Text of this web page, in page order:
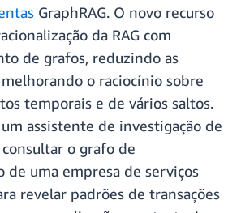
GraphRAG. O novo recurso
da RAG com
de grafos, reduzindo as
o raciocínio sobre
temporais e de vários saltos.
assistente de investigação de
o grafo de
de uma empresa de serviços
revelar padrões de transações